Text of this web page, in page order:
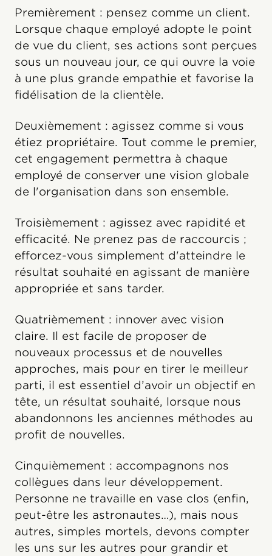
Premièrement : pensez comme un client.
Lorsque chaque employé adopte le point
de vue du client, ses actions sont perçues
sous un nouveau jour, ce qui ouvre la voie
à une plus grande empathie et favorise la
fidélisation de la clientèle.
Deuxièmement : agissez comme si vous
étiez propriétaire. Tout comme le premier,
cet engagement permettra à chaque
employé de conserver une vision globale
de l'organisation dans son ensemble.
Troisièmement : agissez avec rapidité et
efficacité. Ne prenez pas de raccourcis ;
efforcez-vous simplement d'atteindre le
résultat souhaité en agissant de manière
appropriée et sans tarder.
Quatrièmement : innover avec vision
claire. Il est facile de proposer de
nouveaux processus et de nouvelles
approches, mais pour en tirer le meilleur
parti, il est essentiel d’avoir un objectif en
tête, un résultat souhaité, lorsque nous
abandonnons les anciennes méthodes au
profit de nouvelles.
Cinquièmement : accompagnons nos
collègues dans leur développement.
Personne ne travaille en vase clos (enfin,
peut-être les astronautes…), mais nous
autres, simples mortels, devons compter
les uns sur les autres pour grandir et